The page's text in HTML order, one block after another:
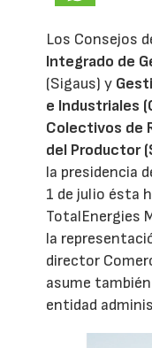
Los Consejos
Integrado de
(Sigaus) y
e Industriales
Colectivos de
del Productor
la presidencia
1 de julio ésta
TotalEnergies
la
director
asume también
entidad